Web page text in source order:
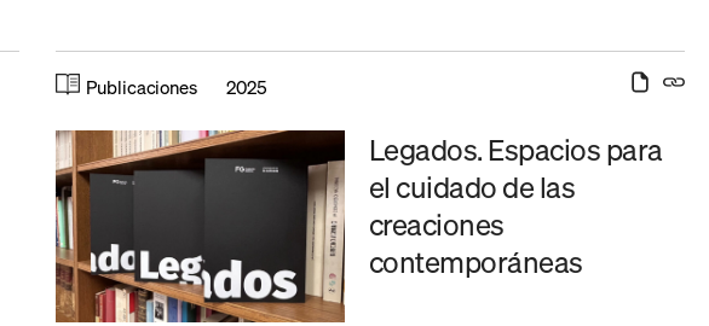
Publicaciones 2025
Legados. Espacios para
el cuidado de las
creaciones
contemporáneas